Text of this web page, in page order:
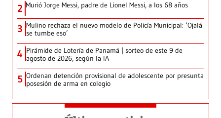
2 Murió Jorge Messi, padre de Lionel Messi, a los 68 años
3 Mulino rechaza el nuevo modelo de Policía Municipal: ‘Ojalá
se tumbe eso’
4 Pirámide de Lotería de Panamá | sorteo de este 9 de
agosto de 2026, según la IA
5 Ordenan detención provisional de adolescente por presunta
posesión de arma en colegio